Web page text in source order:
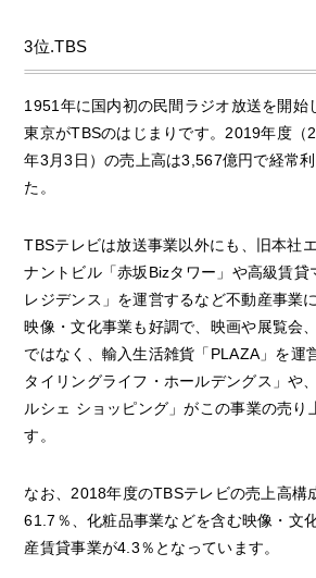
3位.TBS
1951年に国内初の民間ラジオ放送を開始
東京がTBSのはじまりです。2019年度（
年3月3日）の売上高は3,567億円で経常
た。
TBSテレビは放送事業以外にも、旧本社
ナントビル「赤坂Bizタワー」や高級賃貸
レジデンス」を運営するなど不動産事業
映像・文化事業も好調で、映画や展覧会
ではなく、輸入生活雑貨「PLAZA」を運
タイリングライフ・ホールデングス」や
ルシェ ショッピング」がこの事業の売り
す。
なお、2018年度のTBSテレビの売上高構
61.7％、化粧品事業などを含む映像・文
産賃貸事業が4.3％となっています。